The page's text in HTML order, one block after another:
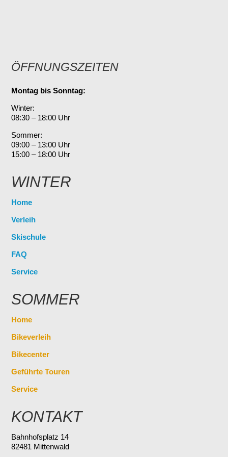
ÖFFNUNGSZEITEN
Montag bis Sonntag:
Winter:
08:30 – 18:00 Uhr
Sommer:
09:00 – 13:00 Uhr
15:00 – 18:00 Uhr
WINTER
Home
Verleih
Skischule
FAQ
Service
SOMMER
Home
Bikeverleih
Bikecenter
Geführte Touren
Service
KONTAKT
Bahnhofsplatz 14
82481 Mittenwald